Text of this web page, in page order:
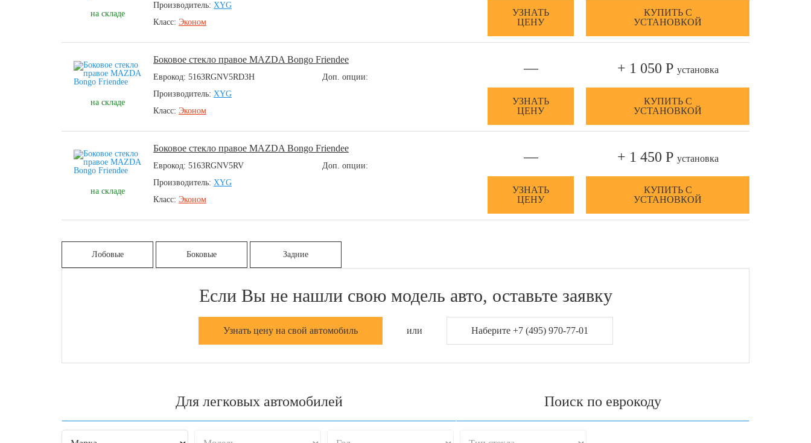
на складе
Производитель: XYG
Класс: Эконом
УЗНАТЬ
ЦЕНУ
КУПИТЬ С
УСТАНОВКОЙ
на складе
Боковое стекло правое MAZDA Bongo Friendee
Еврокод: 5163RGNV5RD3H
Производитель: XYG
Класс: Эконом
Доп. опции:
—
УЗНАТЬ
ЦЕНУ
+ 1 050 Р установка
КУПИТЬ С
УСТАНОВКОЙ
на складе
Боковое стекло правое MAZDA Bongo Friendee
Еврокод: 5163RGNV5RV
Производитель: XYG
Класс: Эконом
Доп. опции:
—
УЗНАТЬ
ЦЕНУ
+ 1 450 Р установка
КУПИТЬ С
УСТАНОВКОЙ
Лобовые Боковые Задние
Если Вы не нашли свою модель авто, оставьте заявку
Узнать цену на свой автомобиль или Наберите +7 (495) 970-77-01
Для легковых автомобилей Поиск по еврокоду